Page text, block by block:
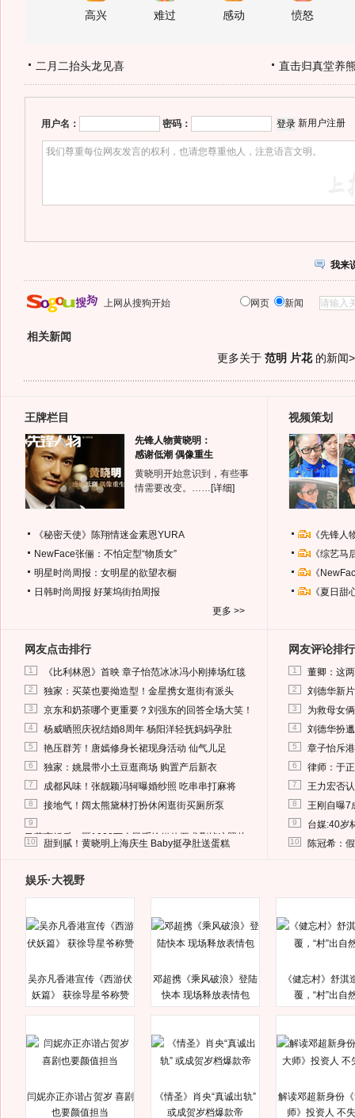
高兴 难过 感动 愤怒
二月二抬头龙见喜 直击归真堂养
用户名： 密码： 新用户注册
我来
上网从搜狗开始 网页 新闻
相关新闻
更多关于 范明 片花的新闻
王牌栏目
先锋人物黄晓明：
感谢低潮 偶像重生
黄晓明开始意识到，有些事
情需要改变。…… [详细]
《秘密天使》陈翔情迷金素恩YURA
NewFace张俪：不怕定型“物质女”
明星时尚周报：女明星的欲望衣橱
日韩时尚周报 好莱坞街拍周报
更多 >>
视频策划
《先锋
《综艺
《
《夏日
网友点击排行
1 《比利林恩》首映 章子怡范冰冰冯小刚捧场红毯
2 独家：买菜也要拗造型！金星携女逛街有派头
3 京东和奶茶哪个更重要？刘强东的回答全场大笑！
4 杨威晒照庆祝结婚8周年 杨阳洋轻抚妈妈孕肚
5 艳压群芳！唐嫣修身长裙现身活动 仙气儿足
6 独家：姚晨带小土豆逛商场 购置产后新衣
7 成都风味！张靓颖冯轲曝婚纱照 吃串串打麻将
8 接地气！阔太熊黛林打扮休闲逛街买厕所泵
9
马蓉离婚后，砸1000万人民币给媒体要求删掉这照片
10 甜到腻！黄晓明上海庆生 Baby挺孕肚送蛋糕
网友评论排行
1 董卿：这
2 刘德华新
3 为救母女
4 刘德华扮
5 章子怡斥
6 律师：于
7 王力宏否
8 王刚自曝7
9 台媒:40岁
10 陈冠希：
娱乐·大视野
吴亦凡香港宣传《西游伏
妖篇》 获徐导星爷称赞
邓超携《乘风破浪》登陆
快本 现场释放表情包
《健忘村》舒淇
覆，“村”出自
闫妮亦正亦谐占贺岁 喜剧
也要颜值担当
《情圣》肖央“真诚出轨”
或成贺岁档爆款帝
解读邓超新身份
师》投资人 不